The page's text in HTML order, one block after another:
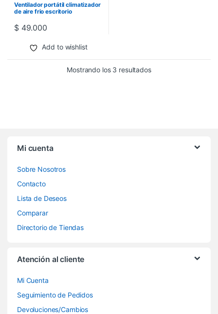
Ventilador portátil climatizador
de aire frio escritorio
$49.000
Add to wishlist
Mostrando los 3 resultados
Mi cuenta
Sobre Nosotros
Contacto
Lista de Deseos
Comparar
Directorio de Tiendas
Atención al cliente
Mi Cuenta
Seguimiento de Pedidos
Devoluciones/Cambios